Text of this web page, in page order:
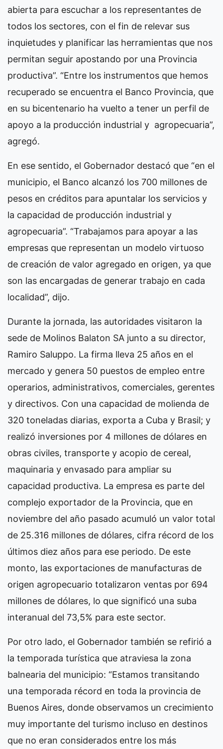
abierta para escuchar a los representantes de
todos los sectores, con el fin de relevar sus
inquietudes y planificar las herramientas que nos
permitan seguir apostando por una Provincia
productiva”. “Entre los instrumentos que hemos
recuperado se encuentra el Banco Provincia, que
en su bicentenario ha vuelto a tener un perfil de
apoyo a la producción industrial y agropecuaria”,
agregó.
En ese sentido, el Gobernador destacó que “en el
municipio, el Banco alcanzó los 700 millones de
pesos en créditos para apuntalar los servicios y
la capacidad de producción industrial y
agropecuaria”. “Trabajamos para apoyar a las
empresas que representan un modelo virtuoso
de creación de valor agregado en origen, ya que
son las encargadas de generar trabajo en cada
localidad”, dijo.
Durante la jornada, las autoridades visitaron la
sede de Molinos Balaton SA junto a su director,
Ramiro Saluppo. La firma lleva 25 años en el
mercado y genera 50 puestos de empleo entre
operarios, administrativos, comerciales, gerentes
y directivos. Con una capacidad de molienda de
320 toneladas diarias, exporta a Cuba y Brasil; y
realizó inversiones por 4 millones de dólares en
obras civiles, transporte y acopio de cereal,
maquinaria y envasado para ampliar su
capacidad productiva. La empresa es parte del
complejo exportador de la Provincia, que en
noviembre del año pasado acumuló un valor total
de 25.316 millones de dólares, cifra récord de los
últimos diez años para ese periodo. De este
monto, las exportaciones de manufacturas de
origen agropecuario totalizaron ventas por 694
millones de dólares, lo que significó una suba
interanual del 73,5% para este sector.
Por otro lado, el Gobernador también se refirió a
la temporada turística que atraviesa la zona
balnearia del municipio: “Estamos transitando
una temporada récord en toda la provincia de
Buenos Aires, donde observamos un crecimiento
muy importante del turismo incluso en destinos
que no eran considerados entre los más